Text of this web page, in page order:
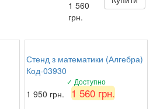
1 560
грн.
Стенд з математики (Алгебра)
Код-03930
✓ Доступно
1 950 грн. 1 560 грн.